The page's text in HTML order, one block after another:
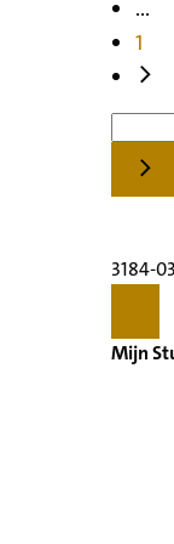
...
1
3184-
Mijn